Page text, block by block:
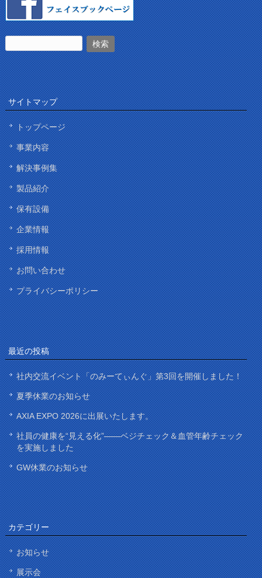
サイトマップ
トップページ
事業内容
解決事例集
製品紹介
保有設備
企業情報
採用情報
お問い合わせ
プライバシーポリシー
最近の投稿
社内交流イベント「のみーてぃんぐ」第3回を開催しました！
夏季休業のお知らせ
AXIA EXPO 2026に出展いたします。
社員の健康を“見える化”——ベジチェック＆血管年齢チェック
を実施しました
GW休業のお知らせ
カテゴリー
お知らせ
展示会